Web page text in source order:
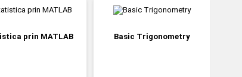
prin MATLAB Basic Trigonometry